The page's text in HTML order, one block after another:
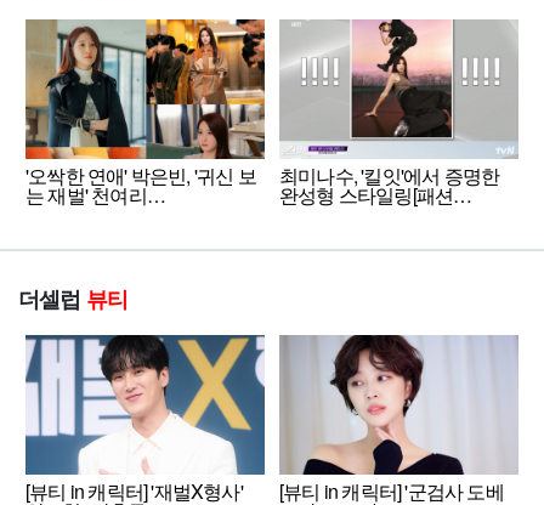
'오싹한 연애' 박은빈, '귀신 보
는 재벌' 천여리…
최미나수, '킬잇'에서 증명한
완성형 스타일링[패션…
더셀럽 뷰티
[뷰티 in 캐릭터] '재벌X형사' [뷰티 in 캐릭터] '군검사 도베